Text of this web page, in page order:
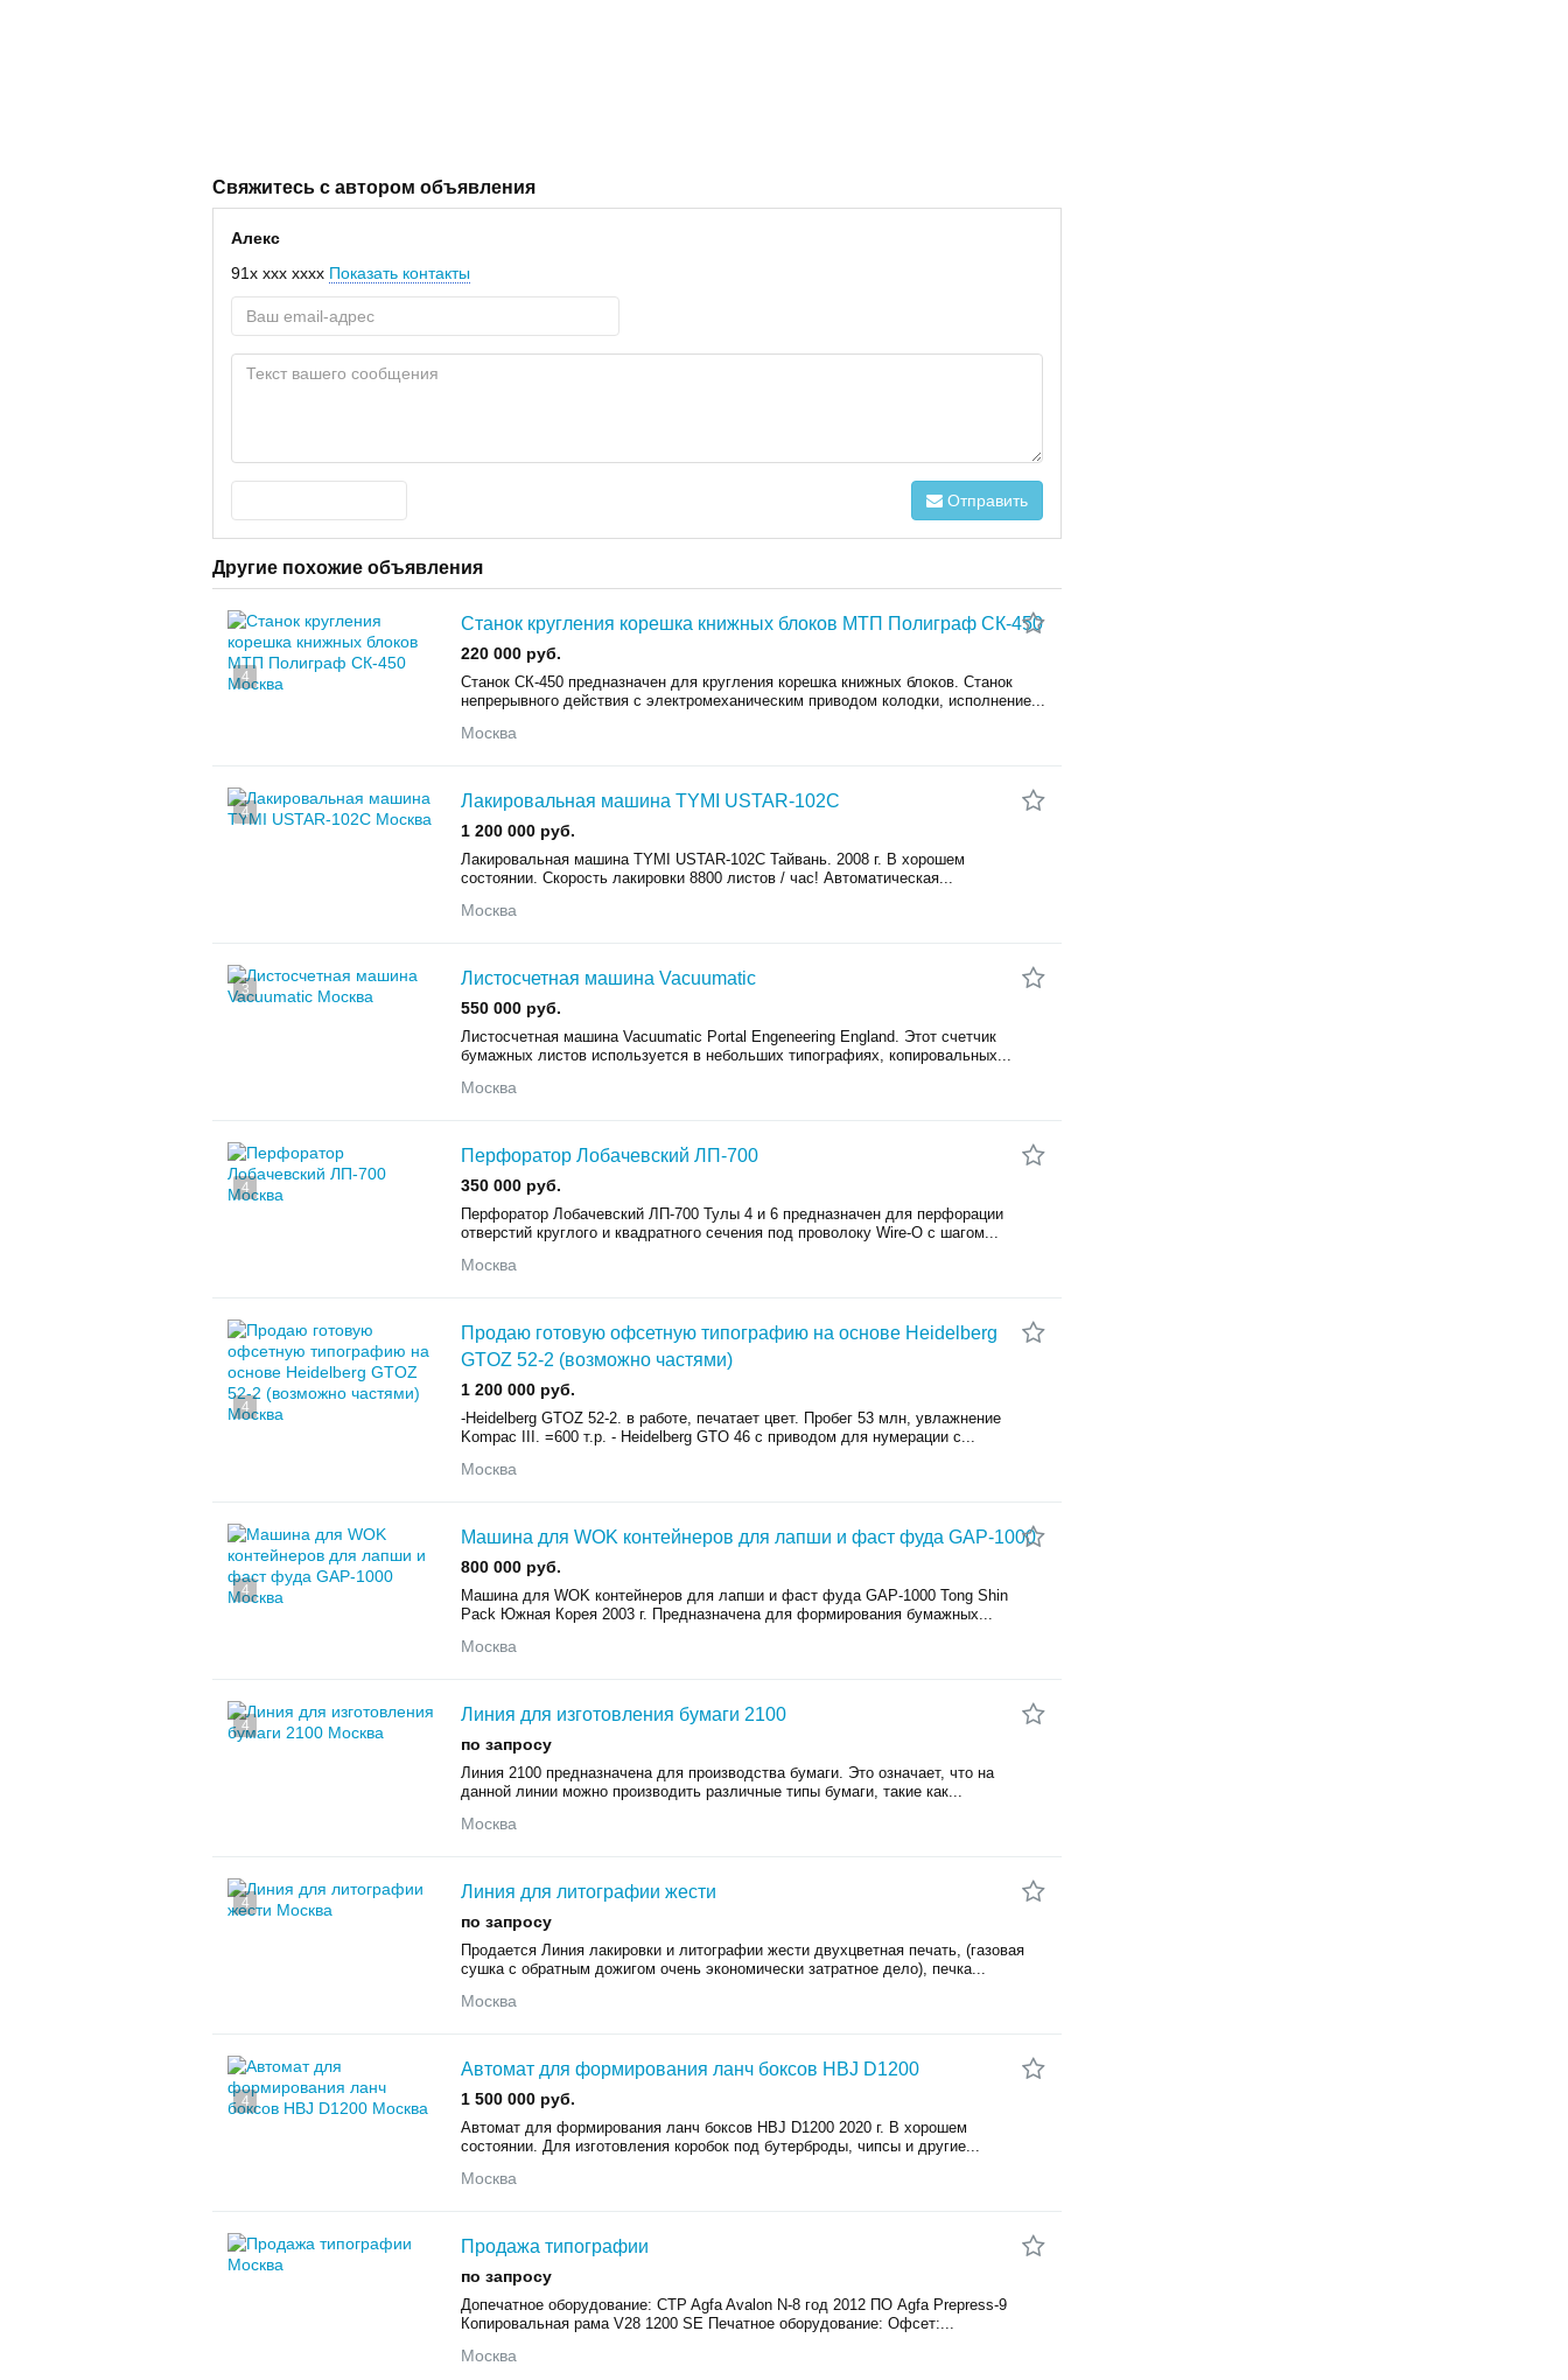
Свяжитесь с автором объявления
Алекс
91x xxx xxxx Показать контакты
Отправить
Другие похожие объявления
4
Станок кругления корешка книжных блоков МТП Полиграф СК-450
220 000 руб.
Станок СК-450 предназначен для кругления корешка книжных блоков. Станок
непрерывного действия с электромеханическим приводом колодки, исполнение...
Москва
4
Лакировальная машина TYMI USTAR-102C
1 200 000 руб.
Лакировальная машина TYMI USTAR-102C Тайвань. 2008 г. В хорошем
состоянии. Скорость лакировки 8800 листов / час! Автоматическая...
Москва
3
Листосчетная машина Vacuumatic
550 000 руб.
Листосчетная машина Vacuumatic Portal Engeneering England. Этот счетчик
бумажных листов используется в небольших типографиях, копировальных...
Москва
4
Перфоратор Лобачевский ЛП-700
350 000 руб.
Перфоратор Лобачевский ЛП-700 Тулы 4 и 6 предназначен для перфорации
отверстий круглого и квадратного сечения под проволоку Wire-O с шагом...
Москва
4
Продаю готовую офсетную типографию на основе Heidelberg
GTOZ 52-2 (возможно частями)
1 200 000 руб.
-Heidelberg GTOZ 52-2. в работе, печатает цвет. Пробег 53 млн, увлажнение
Kompac III. =600 т.р. - Heidelberg GTO 46 с приводом для нумерации с...
Москва
4
Машина для WOK контейнеров для лапши и фаст фуда GAP-1000
800 000 руб.
Машина для WOK контейнеров для лапши и фаст фуда GAP-1000 Tong Shin
Pack Южная Корея 2003 г. Предназначена для формирования бумажных...
Москва
4
Линия для изготовления бумаги 2100
по запросу
Линия 2100 предназначена для производства бумаги. Это означает, что на
данной линии можно производить различные типы бумаги, такие как...
Москва
4
Линия для литографии жести
по запросу
Продается Линия лакировки и литографии жести двухцветная печать, (газовая
сушка с обратным дожигом очень экономически затратное дело), печка...
Москва
4
Автомат для формирования ланч боксов HBJ D1200
1 500 000 руб.
Автомат для формирования ланч боксов HBJ D1200 2020 г. В хорошем
состоянии. Для изготовления коробок под бутерброды, чипсы и другие...
Москва
Продажа типографии
по запросу
Допечатное оборудование: CTP Agfa Avalon N-8 год 2012 ПО Agfa Prepress-9
Копировальная рама V28 1200 SE Печатное оборудование: Офсет:...
Москва